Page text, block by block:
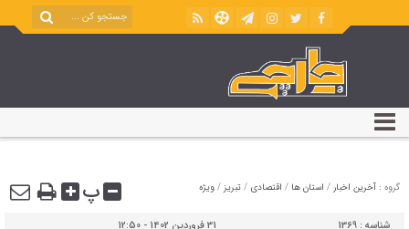
گروه : آخرین اخبار / استان ها / اقتصادی / تبریز / ویژه پ
شناسه : 1369
31 فروردین 1402 - 12:50